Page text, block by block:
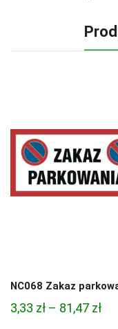
NC068 Zakaz
3,33 zł – 81,47 zł